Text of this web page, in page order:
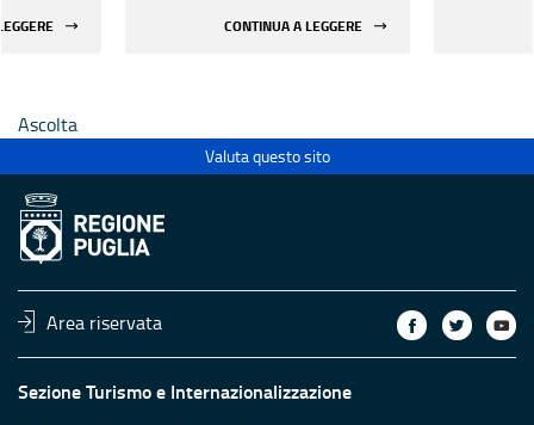
CONTINUA A LEGGERE
Ascolta
Valuta questo sito
Area riservata
Sezione Turismo e Internazionalizzazione